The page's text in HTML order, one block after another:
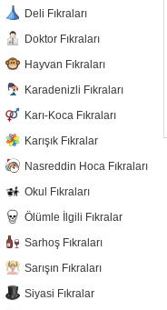
Deli Fıkraları
Doktor Fıkraları
Hayvan Fıkraları
Karadenizli Fıkraları
Karı-Koca Fıkraları
Karışık Fıkralar
Nasreddin Hoca Fıkraları
Okul Fıkraları
Ölümle İlgili Fıkralar
Sarhoş Fıkraları
Sarışın Fıkraları
Siyasi Fıkralar